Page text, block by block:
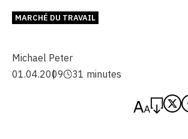
MARCHÉ DU TRAVAIL
Michael Peter
01.04.2009
31 minutes